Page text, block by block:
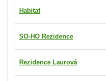
Habitat
SO-HO Rezidence
Rezidence Laurová